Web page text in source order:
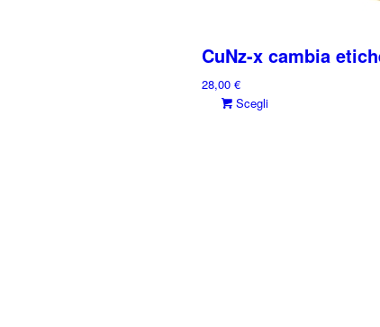
CuNz-x cambia
28,00 €
Scegli